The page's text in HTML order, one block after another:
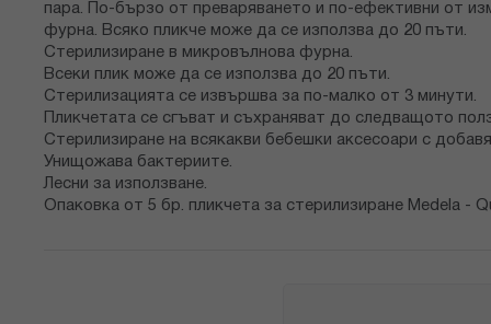
пара. По-бързо от преваряването и по-ефективни от
фурна. Всяко пликче може да се използва до 20 пъти.
Стерилизиране в микровълнова фурна.
Всеки плик може да се използва до 20 пъти.
Стерилизацията се извършва за по-малко от 3 минути.
Пликчетата се сгъват и съхраняват до следващото
Стерилизиране на всякакви бебешки аксесоари с
Унищожава бактериите.
Лесни за използване.
Опаковка от 5 бр. пликчета за стерилизиране Medela -